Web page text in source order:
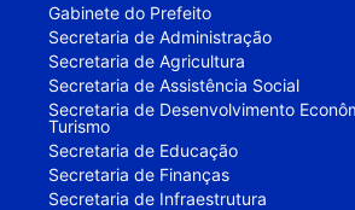
Gabinete do Prefeito
Secretaria de Administração
Secretaria de Agricultura
Secretaria de Assistência Social
Secretaria de Desenvolvimento
Turismo
Secretaria de Educação
Secretaria de Finanças
Secretaria de Infraestrutura